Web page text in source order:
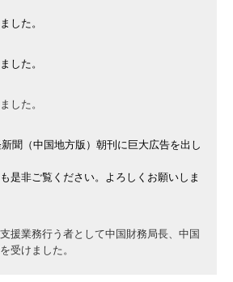
した。
した。
した。
聞（中国地方版）朝刊に巨大広告を出し
是非ご覧ください。よろしくお願いしま
援業務行う者として中国財務局長、中国
受けました。